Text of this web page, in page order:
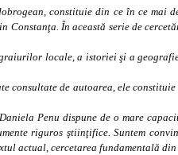
constituie din ce în ce mai
În această serie de
locale, a istoriei şi a
consultate de autoarea, ele
Penu dispune de o mare
riguros ştiinţifice. Suntem
actual, cercetarea fundamentală